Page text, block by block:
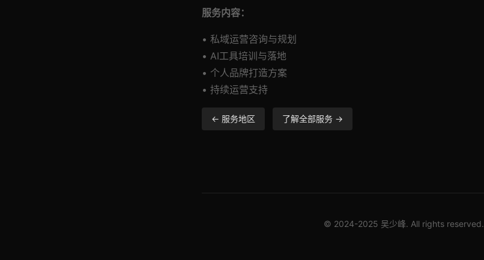
服务内容：
• 私域运营咨询与规划
• AI工具培训与落地
• 个人品牌打造方案
• 持续运营支持
← 服务地区 了解全部服务 →
© 2024-2025 吴少峰. All rights reserved.